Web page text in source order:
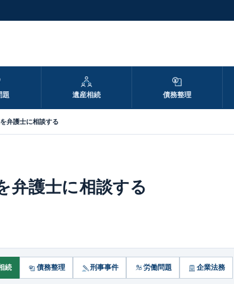
題 遺産相続 債務整理
弁護士に相談する
弁護士に相談する
続 債務整理 刑事事件 労働問題 企業法務